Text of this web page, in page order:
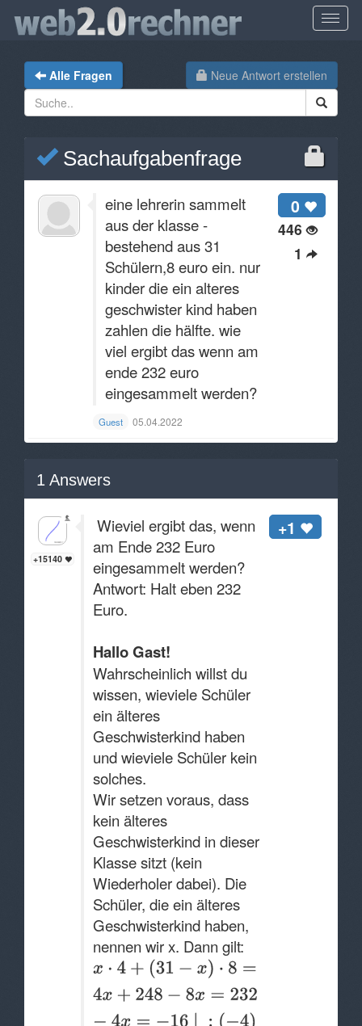
Neue Antwort erstellen
Alle Fragen
Sachaufgabenfrage
0
446
1
eine lehrerin sammelt
aus der klasse -
bestehend aus 31
Schülern,8 euro ein. nur
kinder die ein alteres
geschwister kind haben
zahlen die hälfte. wie
viel ergibt das wenn am
ende 232 euro
eingesammelt werden?
Guest 05.04.2022
1 Answers
+15140
+1
Wieviel ergibt das, wenn
am Ende 232 Euro
eingesammelt werden?
Antwort: Halt eben 232
Euro.
Hallo Gast!
Wahrscheinlich willst du
wissen, wieviele Schüler
ein älteres
Geschwisterkind haben
und wieviele Schüler kein
solches.
Wir setzen voraus, dass
kein älteres
Geschwisterkind in dieser
Klasse sitzt (kein
Wiederholer dabei). Die
Schüler, die ein älteres
Geschwisterkind haben,
nennen wir x. Dann gilt: